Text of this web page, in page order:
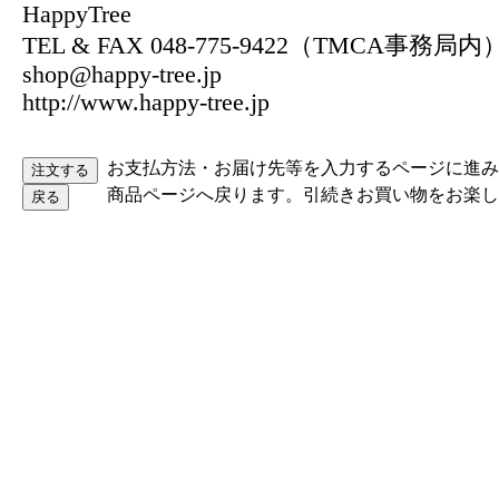
HappyTree
TEL & FAX 048-775-9422（TMCA事務局内
shop@happy-tree.jp
http://www.happy-tree.jp
お支払方法・お届け先等を入力するページに進
商品ページへ戻ります。引続きお買い物をお楽